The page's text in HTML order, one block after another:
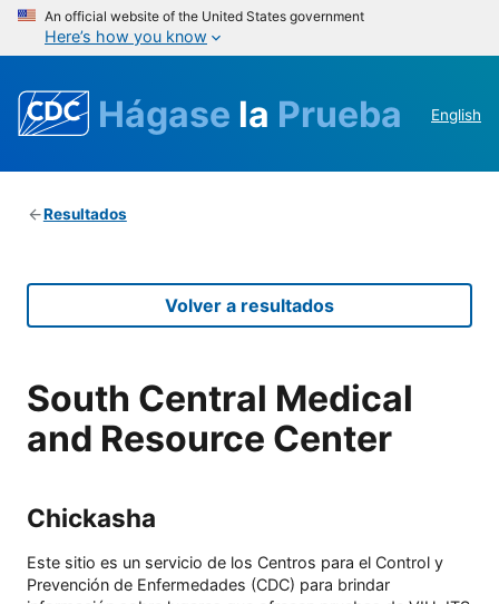
An official website of the United States government
Here’s how you know
Hágase la Prueba English
Resultados
Volver a resultados
South Central Medical
and Resource Center
Chickasha
Este sitio es un servicio de los Centros para el Control y
Prevención de Enfermedades (CDC) para brindar